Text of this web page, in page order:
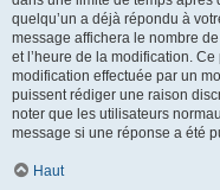
quelqu’un a déjà répondu à
message affichera le nombre
et l’heure de la modification. Ce
modification effectuée par un
puissent rédiger une raison
noter que les utilisateurs
message si une réponse a été
Haut